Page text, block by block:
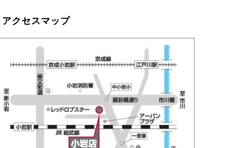
アクセスマップ